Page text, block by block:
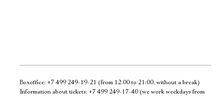
Boxoffice: +7 499 249-19-21 (from 12:00 to 21:00, without a break)
Information about tickets: +7 499 249-17-40 (we work weekdays from
Электропочта